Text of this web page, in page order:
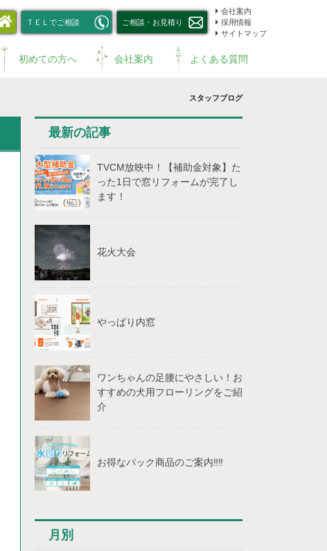
ＴＥＬでご相談 ご相談・お見積り
会社案内
採用情報
サイトマップ
初めての方へ 会社案内 よくある質問
スタッフブログ
最新の記事
TVCM放映中！【補助⾦対象】た
った1⽇で窓リフォームが完了し
ます！
花火大会
やっぱり内窓
ワンちゃんの足腰にやさしい！お
すすめの犬用フローリングをご紹
介
お得なパック商品のご案内‼‼
月別